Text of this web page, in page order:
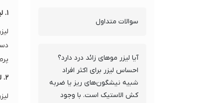
سوالات متداول
آیا لیزر موهای زائد درد دارد؟
احساس لیزر برای اکثر افراد
شبیه نیشگون‌های ریز یا ضربه
کش الاستیک است. با وجود
۱. لیزر الکساندرایت (Alexandrite)
۲. لیزر دایود (Diode)